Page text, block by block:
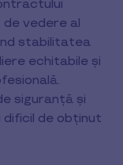
de vedere al
stabilitatea
echitabile și
siguranță și
de obținut